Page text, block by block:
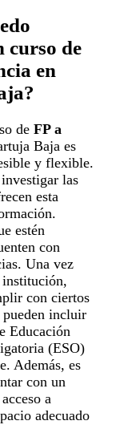
curso de
en
de FP a
Baja es
y flexible.
las
esta
estén
con
Una vez
institución,
con ciertos
pueden incluir
Educación
(ESO)
Además, es
con un
a
adecuado